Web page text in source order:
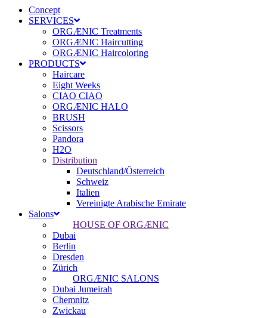
Concept
SERVICES
ORGÆNIC Treatments
ORGÆNIC Haircutting
ORGÆNIC Haircoloring
PRODUCTS
Haircare
Eight Weeks
CIAO CIAO
ORGÆNIC HALO
BRUSH
Scissors
Pandora
H2O
Distribution
Deutschland/Österreich
Schweiz
Italien
Vereinigte Arabische Emirate
Salons
HOUSE OF ORGÆNIC
Dubai
Berlin
Dresden
Zürich
ORGÆNIC SALONS
Dubai Jumeirah
Chemnitz
Zwickau